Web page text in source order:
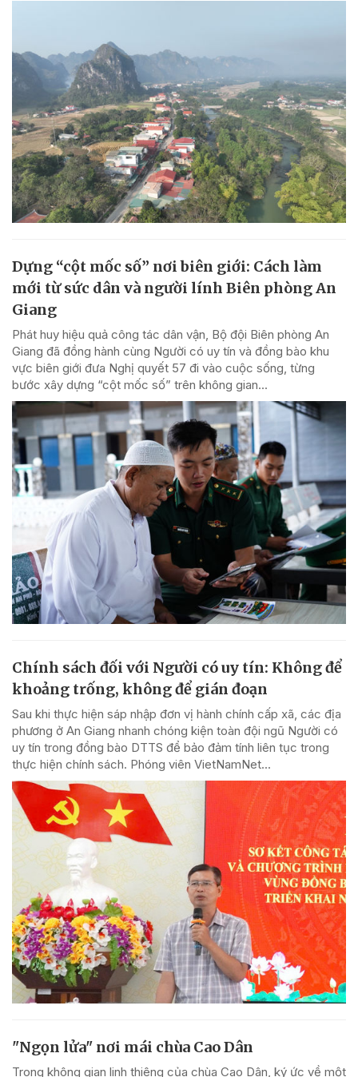
Dựng “cột mốc số” nơi biên giới: Cách làm
mới từ sức dân và người lính Biên phòng An
Giang
Phát huy hiệu quả công tác dân vận, Bộ đội Biên phòng An
Giang đã đồng hành cùng Người có uy tín và đồng bào khu
vực biên giới đưa Nghị quyết 57 đi vào cuộc sống, từng
bước xây dựng “cột mốc số” trên không gian...
Chính sách đối với Người có uy tín: Không để
khoảng trống, không để gián đoạn
Sau khi thực hiện sáp nhập đơn vị hành chính cấp xã, các địa
phương ở An Giang nhanh chóng kiện toàn đội ngũ Người có
uy tín trong đồng bào DTTS để bảo đảm tính liên tục trong
thực hiện chính sách. Phóng viên VietNamNet...
"Ngọn lửa" nơi mái chùa Cao Dân
Trong không gian linh thiêng của chùa Cao Dân, ký ức về một